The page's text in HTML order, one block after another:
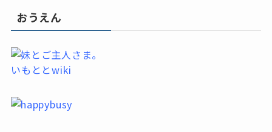
おうえん
いもととwiki